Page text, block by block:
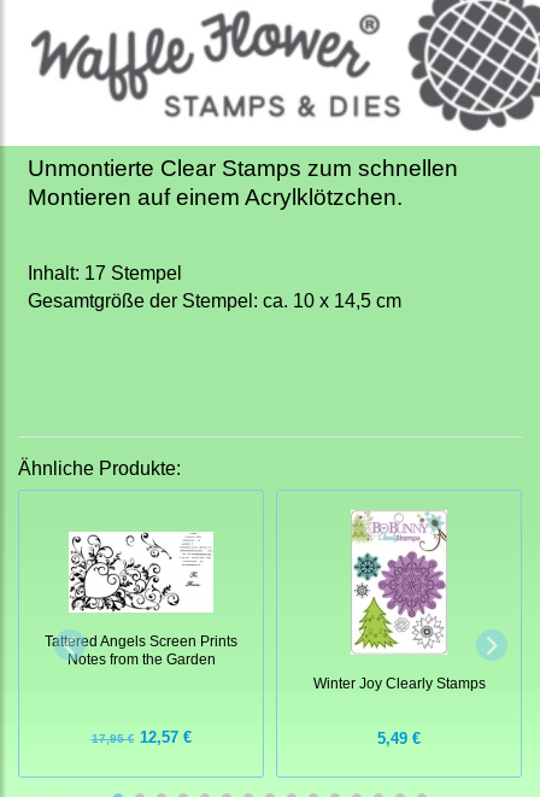
Unmontierte Clear Stamps zum schnellen
Montieren auf einem Acrylklötzchen.
Inhalt: 17 Stempel
Gesamtgröße der Stempel: ca. 10 x 14,5 cm
Ähnliche Produkte:
Tattered Angels Screen Prints
Notes from the Garden
17,95 €12,57 €
Winter Joy Clearly Stamps
5,49 €